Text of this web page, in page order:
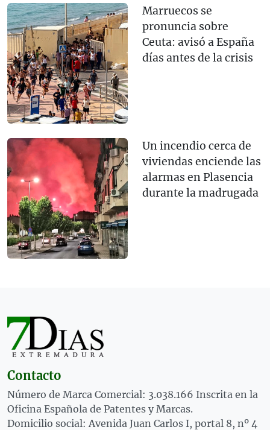
Marruecos se
pronuncia sobre
Ceuta: avisó a España
días antes de la crisis
Un incendio cerca de
viviendas enciende las
alarmas en Plasencia
durante la madrugada
Contacto
Número de Marca Comercial: 3.038.166 Inscrita en la
Oficina Española de Patentes y Marcas.
Domicilio social: Avenida Juan Carlos I, portal 8, nº 4